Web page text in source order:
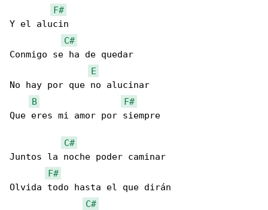
F#
Y el alucin
C#
Conmigo se ha de quedar
E
No hay por que no alucinar
B
F#
Que eres mi amor por siempre
C#
Juntos la noche poder caminar
F#
Olvida todo hasta el que dirán
C#